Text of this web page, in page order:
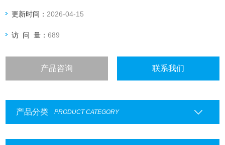
更新时间： 2026-04-15
访 问 量：689
产品咨询 联系我们
产品分类 PRODUCT CATEGORY